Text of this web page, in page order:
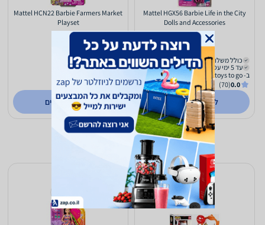
Mattel HGX56 Barbie Life in the City
Dolls and Accessories
106
₪
כולל משלוח (₪34)
עד 5 ימי עסקים
ב- toys to go
0.0
(70)
לפרטים נוספים
Mattel HCN22 Barbie Farmers Market
Playset
כולל משלוח (₪34)
עד 5 ימי עסקים
0.0
(70)
לפרטים נוספים